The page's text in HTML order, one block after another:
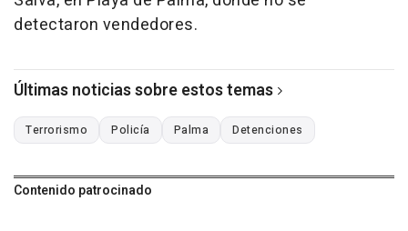
detectaron vendedores.
Últimas noticias sobre estos temas
Terrorismo Policía Palma Detenciones
Contenido patrocinado